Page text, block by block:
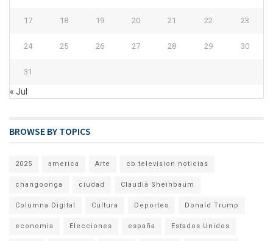
17 18 19 20 21 22 23
24 25 26 27 28 29 30
31
« Jul
BROWSE BY TOPICS
2025 america Arte cb television noticias
changoonga ciudad Claudia Sheinbaum
Columna Digital Cultura Deportes Donald Trump
economia Elecciones españa Estados Unidos